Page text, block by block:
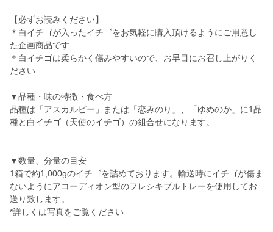
【必ずお読みください】
＊白イチゴが入ったイチゴをお気軽に購入頂けるようにご用意し
た企画商品です
＊白イチゴは柔らかく傷みやすいので、お早目にお召し上がりく
ださい
▼品種・味の特徴・食べ方
品種は「アスカルビー」または「恋みのり」、「ゆめのか」に1品
種と白イチゴ（天使のイチゴ）の組合せになります。
▼数量、分量の目安
1箱で約1,000gのイチゴを詰めております。輸送時にイチゴが傷ま
ないようにアコーディオン型のフレシキブルトレーを使用してお
送り致します。
*詳しくは写真をご覧ください